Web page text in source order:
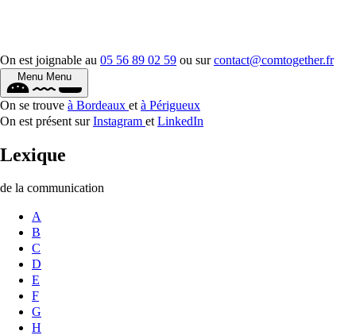
On est joignable au 05 56 89 02 59 ou surcontact@comtogether.fr
Menu Menu
On se trouve à Bordeaux et à Périgueux
On est présent surInstagram et LinkedIn
Lexique
de la communication
A
B
C
D
E
F
G
H